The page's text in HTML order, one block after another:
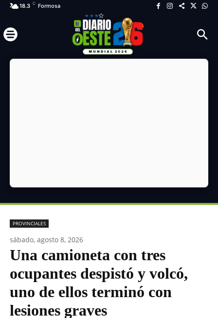
18.3 C Formosa
PROVINCIALES
sábado, agosto 8, 2026
Una camioneta con tres
ocupantes despistó y volcó,
uno de ellos terminó con
lesiones graves